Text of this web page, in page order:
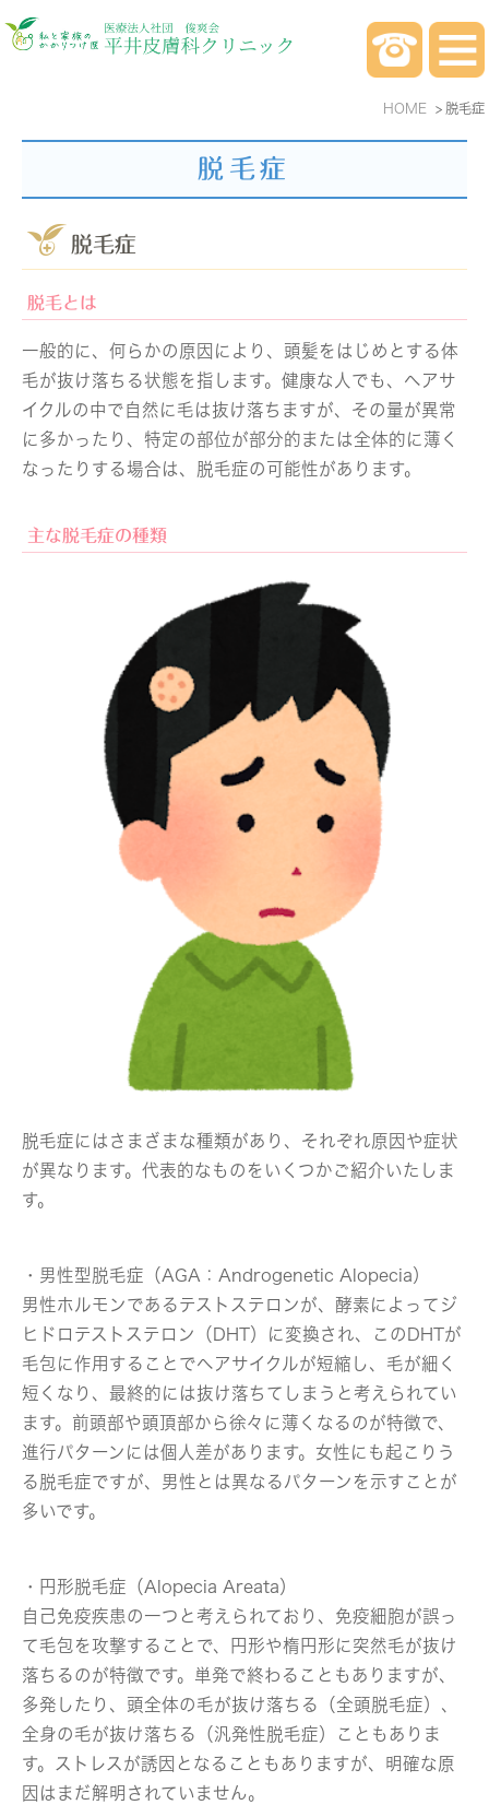
HOME 脱毛症
脱毛症
脱毛症
脱毛とは
一般的に、何らかの原因により、頭髪をはじめとする体
毛が抜け落ちる状態を指します。健康な人でも、ヘアサ
イクルの中で自然に毛は抜け落ちますが、その量が異常
に多かったり、特定の部位が部分的または全体的に薄く
なったりする場合は、脱毛症の可能性があります。
主な脱毛症の種類
脱毛症にはさまざまな種類があり、それぞれ原因や症状
が異なります。代表的なものをいくつかご紹介いたしま
す。
・男性型脱毛症（AGA：Androgenetic Alopecia）
男性ホルモンであるテストステロンが、酵素によってジ
ヒドロテストステロン（DHT）に変換され、このDHTが
毛包に作用することでヘアサイクルが短縮し、毛が細く
短くなり、最終的には抜け落ちてしまうと考えられてい
ます。前頭部や頭頂部から徐々に薄くなるのが特徴で、
進行パターンには個人差があります。女性にも起こりう
る脱毛症ですが、男性とは異なるパターンを示すことが
多いです。
・円形脱毛症（Alopecia Areata）
自己免疫疾患の一つと考えられており、免疫細胞が誤っ
て毛包を攻撃することで、円形や楕円形に突然毛が抜け
落ちるのが特徴です。単発で終わることもありますが、
多発したり、頭全体の毛が抜け落ちる（全頭脱毛症）、
全身の毛が抜け落ちる（汎発性脱毛症）こともありま
す。ストレスが誘因となることもありますが、明確な原
因はまだ解明されていません。